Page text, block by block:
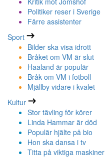
Politiker reser i Sverige
Färre assistenter
Sport
Bilder ska visa idrott
Bråket om VM är slut
Haaland är populär
Bråk om VM i fotboll
Mjällby vidare i kvalet
Kultur
Stor tävling för körer
Linda Hammar är död
Populär hjälte på bio
Hon ska dansa i tv
Titta på viktiga maskiner